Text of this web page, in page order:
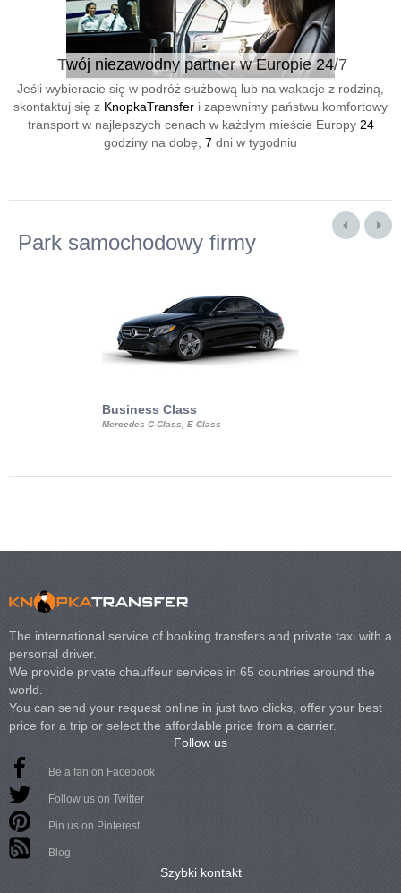
Twój niezawodny partner w Europie 24/7
Jeśli wybieracie się w podróż służbową lub na wakacje z rodziną,
skontaktuj się z KnopkaTransfer i zapewnimy państwu komfortowy
transport w najlepszych cenach w każdym mieście Europy 24
godziny na dobę, 7 dni w tygodniu
Park samochodowy firmy
Business Class
Mercedes C-Class, E-Class
The international service of booking transfers and private taxi with a
personal driver.
We provide private chauffeur services in 65 countries around the
world.
You can send your request online in just two clicks, offer your best
price for a trip or select the affordable price from a carrier.
Follow us
Be a fan on Facebook
Follow us on Twitter
Pin us on Pinterest
Blog
Szybki kontakt